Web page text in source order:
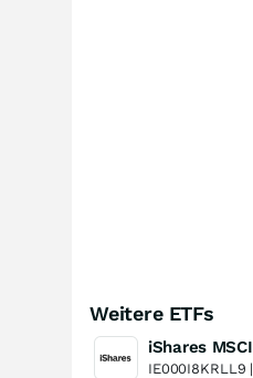
Weitere ETFs
IE000I8KRLL9 |